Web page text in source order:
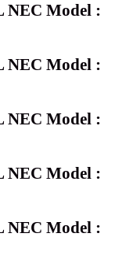
NEC Model :
NEC Model :
NEC Model :
NEC Model :
NEC Model :